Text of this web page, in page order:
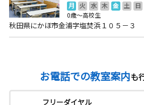
月 火 水 木 金 土
日
0歳～高校生
秋田県にかほ市金浦字塩焚浜１０５－３
お電話での教室案内も
フリーダイヤル